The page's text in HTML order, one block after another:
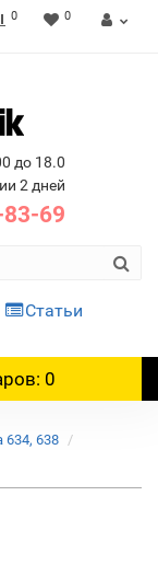
0 0
до 18.0
2 дней
69
Статьи
0
634, 638